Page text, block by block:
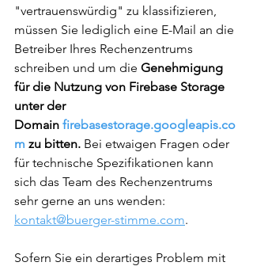
"vertrauenswürdig" zu klassifizieren,
müssen Sie lediglich eine E-Mail an die
Betreiber Ihres Rechenzentrums
schreiben und um die Genehmigung
für die Nutzung von Firebase Storage
unter der
Domain firebasestorage.googleapis.co
m zu bitten. Bei etwaigen Fragen oder
für technische Spezifikationen kann
sich das Team des Rechenzentrums
sehr gerne an uns wenden:
kontakt@buerger-stimme.com.
Sofern Sie ein derartiges Problem mit